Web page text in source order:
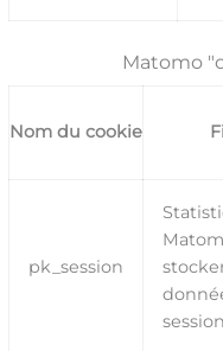
Matomo
Nom du cookie
pk_session